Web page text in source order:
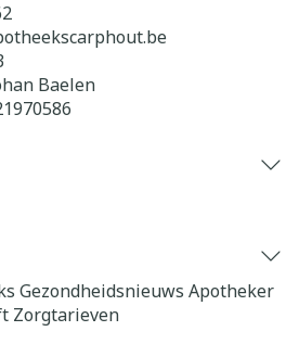
Baelen
Gezondheidsnieuws Apotheker
Zorgtarieven